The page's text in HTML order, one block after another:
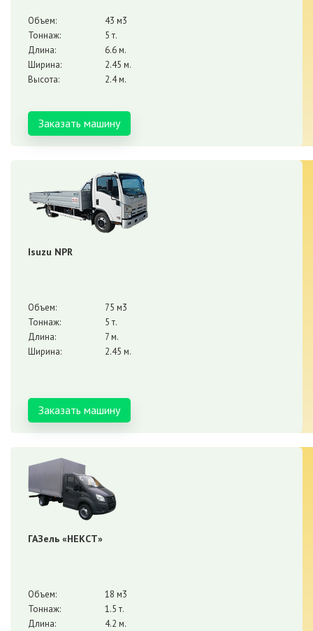
Объем:
43 м3
Тоннаж:
5 т.
Длина:
6.6 м.
Ширина:
2.45 м.
Высота:
2.4 м.
Заказать машину
Isuzu NPR
Объем:
75 м3
Тоннаж:
5 т.
Длина:
7 м.
Ширина:
2.45 м.
Заказать машину
ГАЗель «НЕКСТ»
Объем:
18 м3
Тоннаж:
1.5 т.
Длина:
4.2 м.